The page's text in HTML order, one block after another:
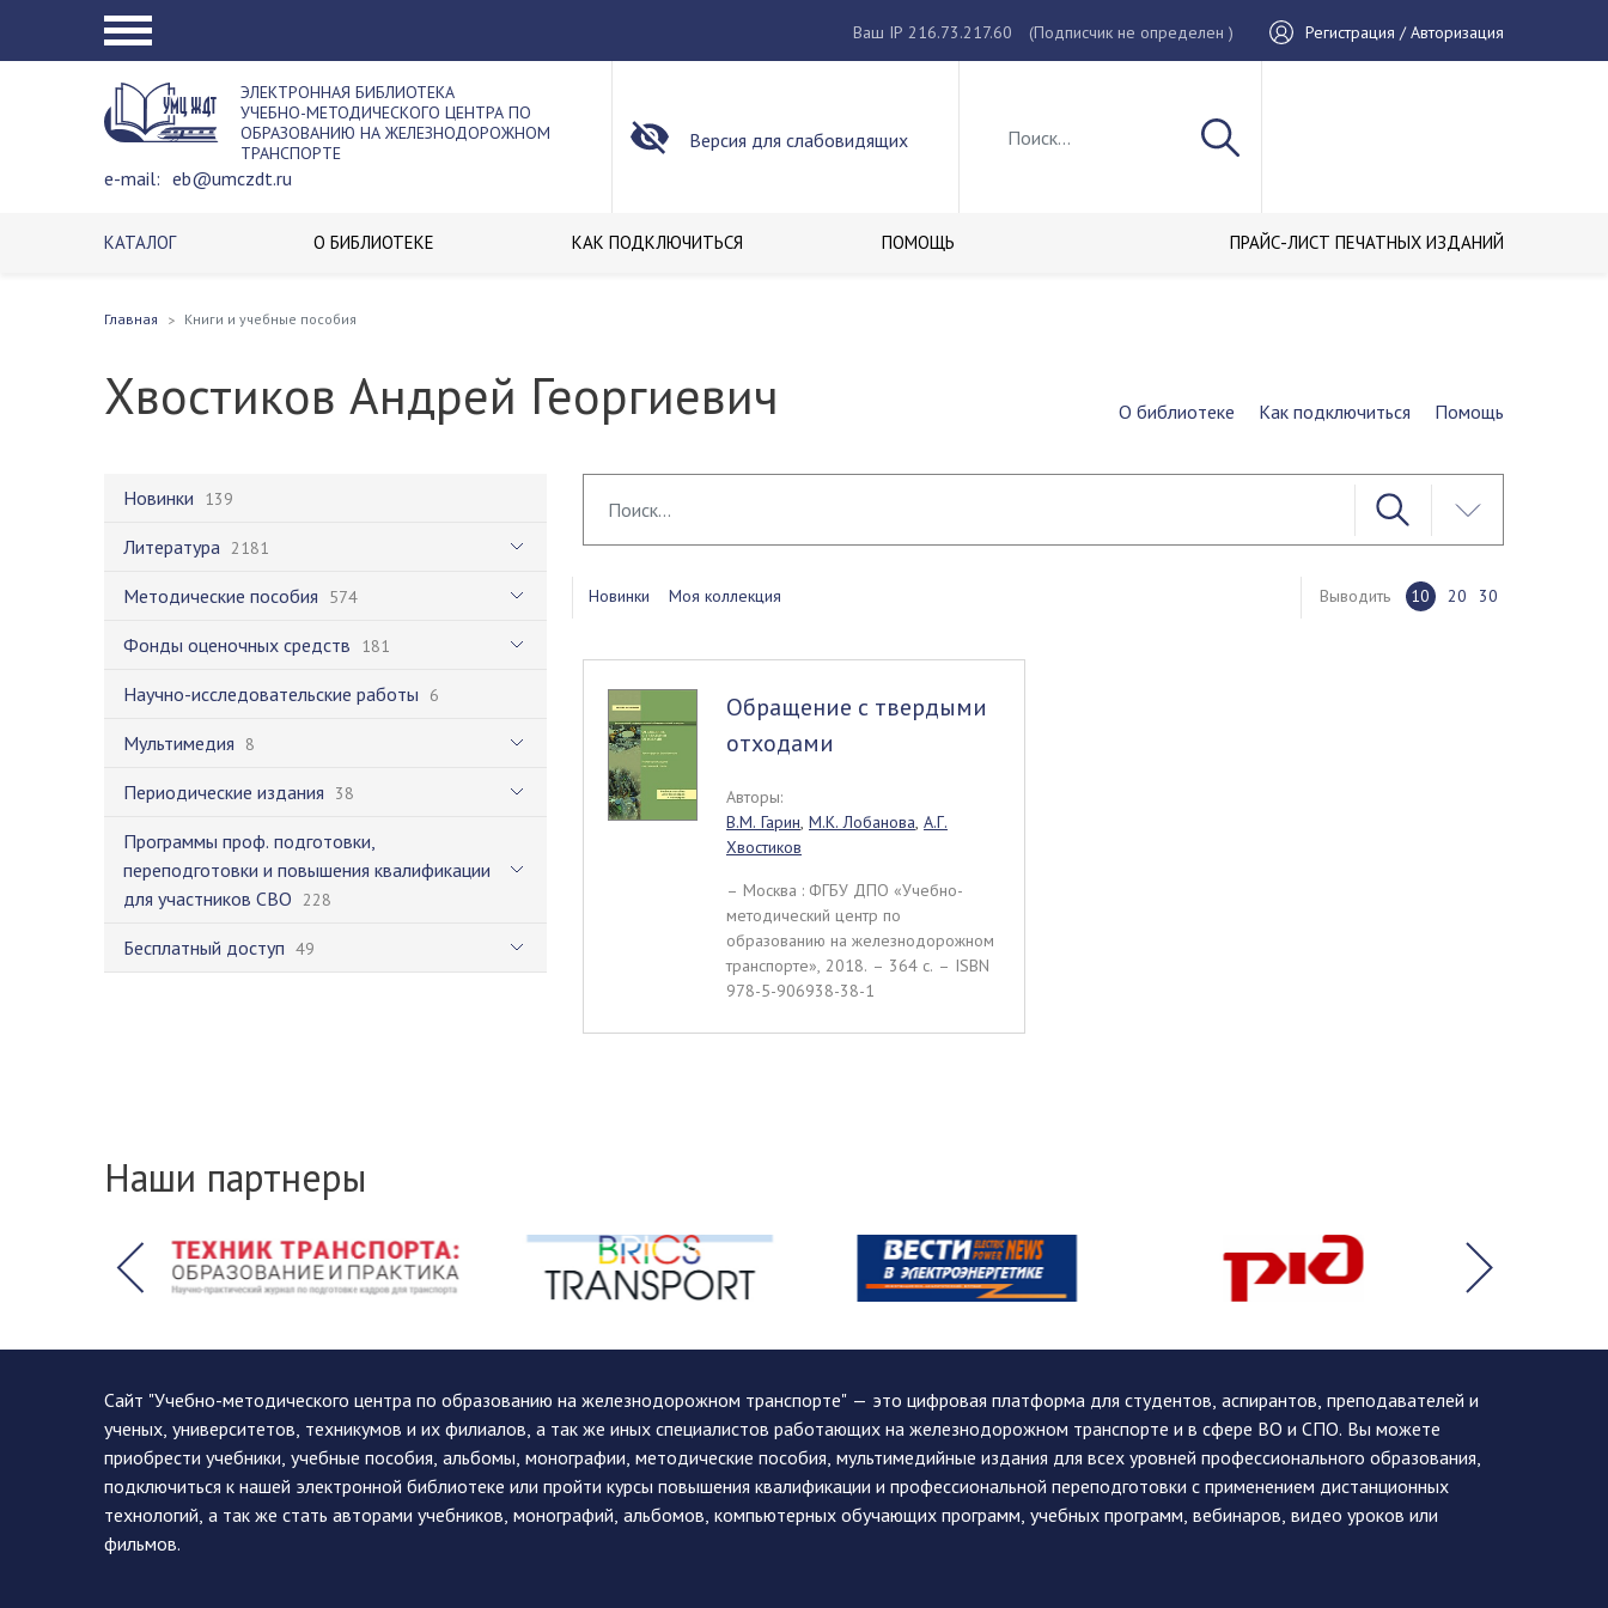
Ваш IP 216.73.217.60 (Подписчик не определен ) Регистрация / Авторизация
ЭЛЕКТРОННАЯ БИБЛИОТЕКА
УЧЕБНО-МЕТОДИЧЕСКОГО ЦЕНТРА ПО
ОБРАЗОВАНИЮ НА ЖЕЛЕЗНОДОРОЖНОМ
ТРАНСПОРТЕ
e-mail: eb@umczdt.ru
Версия для слабовидящих
КАТАЛОГ О БИБЛИОТЕКЕ КАК ПОДКЛЮЧИТЬСЯ ПОМОЩЬ ПРАЙС-ЛИСТ ПЕЧАТНЫХ ИЗДАНИЙ
Главная Книги и учебные пособия
Хвостиков Андрей Георгиевич О библиотеке Как подключиться Помощь
Новинки 139
Литература 2181
Методические пособия 574
Фонды оценочных средств 181
Научно-исследовательские работы 6
Мультимедия 8
Периодические издания 38
Программы проф. подготовки,
переподготовки и повышения квалификации
для участников СВО 228
Бесплатный доступ 49
Новинки Моя коллекция Выводить 10 20 30
Обращение с твердыми
отходами
Авторы:
В.М. Гарин, М.К. Лобанова, А.Г.
Хвостиков
– Москва : ФГБУ ДПО «Учебно-
методический центр по
образованию на железнодорожном
транспорте», 2018. – 364 c. – ISBN
978-5-906938-38-1
Наши партнеры
Сайт "Учебно-методического центра по образованию на железнодорожном транспорте" — это цифровая платформа для студентов, аспирантов, преподавателей и
ученых, университетов, техникумов и их филиалов, а так же иных специалистов работающих на железнодорожном транспорте и в сфере ВО и СПО. Вы можете
приобрести учебники, учебные пособия, альбомы, монографии, методические пособия, мультимедийные издания для всех уровней профессионального образования,
подключиться к нашей электронной библиотеке или пройти курсы повышения квалификации и профессиональной переподготовки с применением дистанционных
технологий, а так же стать авторами учебников, монографий, альбомов, компьютерных обучающих программ, учебных программ, вебинаров, видео уроков или
фильмов.